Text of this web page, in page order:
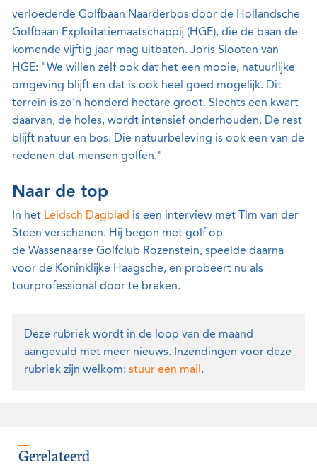
verloederde Golfbaan Naarderbos door de Hollandsche
Golfbaan Exploitatiemaatschappij (HGE), die de baan de
komende vijftig jaar mag uitbaten. Joris Slooten van
HGE: "We willen zelf ook dat het een mooie, natuurlijke
omgeving blijft en dat is ook heel goed mogelijk. Dit
terrein is zo’n honderd hectare groot. Slechts een kwart
daarvan, de holes, wordt intensief onderhouden. De rest
blijft natuur en bos. Die natuurbeleving is ook een van de
redenen dat mensen golfen."
Naar de top
In het Leidsch Dagblad is een interview met Tim van der
Steen verschenen. Hij begon met golf op
de Wassenaarse Golfclub Rozenstein, speelde daarna
voor de Koninklijke Haagsche, en probeert nu als
tourprofessional door te breken.
Deze rubriek wordt in de loop van de maand
aangevuld met meer nieuws. Inzendingen voor deze
rubriek zijn welkom: stuur een mail .
Gerelateerd